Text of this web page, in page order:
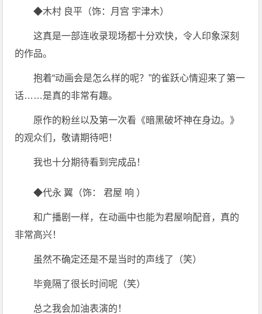
◆木村 良平（饰：月宫 宇津木）
这真是一部连收录现场都十分欢快，令人印象深刻
的作品。
抱着“动画会是怎么样的呢？”的雀跃心情迎来了第一
话……是真的非常有趣。
原作的粉丝以及第一次看《暗黑破坏神在身边。》
的观众们，敬请期待吧！
我也十分期待看到完成品！
◆代永 翼（饰： 君屋 响 ）
和广播剧一样，在动画中也能为君屋响配音，真的
非常高兴！
虽然不确定还是不是当时的声线了（笑）
毕竟隔了很长时间呢（笑）
总之我会加油表演的！